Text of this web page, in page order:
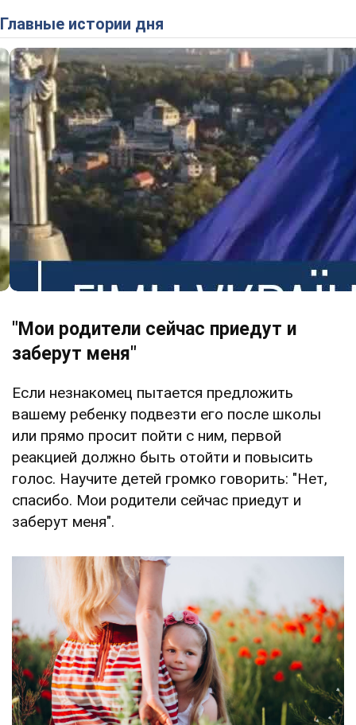
Главные истории дня
"Мои родители сейчас приедут и
заберут меня"
Если незнакомец пытается предложить
вашему ребенку подвезти его после школы
или прямо просит пойти с ним, первой
реакцией должно быть отойти и повысить
голос. Научите детей громко говорить: "Нет,
спасибо. Мои родители сейчас приедут и
заберут меня".